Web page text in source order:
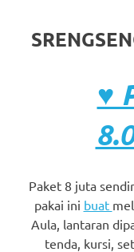
♥
Paket 8 juta
pakai ini buat
Aula, lantaran
tenda, kursi,